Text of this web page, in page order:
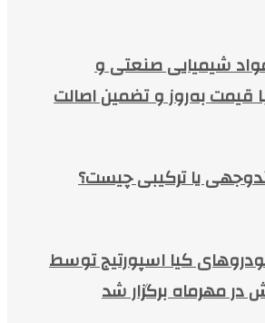
شیمیایی صنعتی و
قیمت به‌روز و تضمین اصالت
یا ترکیبی چیست؟
کیا اسپورتیج توسط
مهرماه برگزار شد